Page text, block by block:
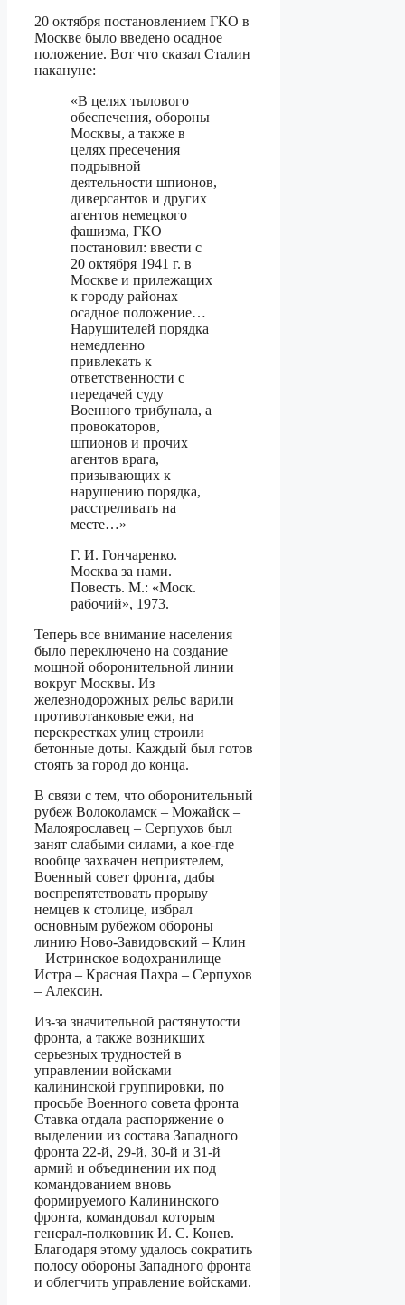
20 октября постановлением ГКО в
Москве было введено осадное
положение. Вот что сказал Сталин
накануне:
«В целях тылового
обеспечения, обороны
Москвы, а также в
целях пресечения
подрывной
деятельности шпионов,
диверсантов и других
агентов немецкого
фашизма, ГКО
постановил: ввести с
20 октября 1941 г. в
Москве и прилежащих
к городу районах
осадное положение…
Нарушителей порядка
немедленно
привлекать к
ответственности с
передачей суду
Военного трибунала, а
провокаторов,
шпионов и прочих
агентов врага,
призывающих к
нарушению порядка,
расстреливать на
месте…»
Г. И. Гончаренко.
Москва за нами.
Повесть. М.: «Моск.
рабочий», 1973.
Теперь все внимание населения
было переключено на создание
мощной оборонительной линии
вокруг Москвы. Из
железнодорожных рельс варили
противотанковые ежи, на
перекрестках улиц строили
бетонные доты. Каждый был готов
стоять за город до конца.
В связи с тем, что оборонительный
рубеж Волоколамск – Можайск –
Малоярославец – Серпухов был
занят слабыми силами, а кое-где
вообще захвачен неприятелем,
Военный совет фронта, дабы
воспрепятствовать прорыву
немцев к столице, избрал
основным рубежом обороны
линию Ново-Завидовский – Клин
– Истринское водохранилище –
Истра – Красная Пахра – Серпухов
– Алексин.
Из-за значительной растянутости
фронта, а также возникших
серьезных трудностей в
управлении войсками
калининской группировки, по
просьбе Военного совета фронта
Ставка отдала распоряжение о
выделении из состава Западного
фронта 22-й, 29-й, 30-й и 31-й
армий и объединении их под
командованием вновь
формируемого Калининского
фронта, командовал которым
генерал-полковник И. С. Конев.
Благодаря этому удалось сократить
полосу обороны Западного фронта
и облегчить управление войсками.